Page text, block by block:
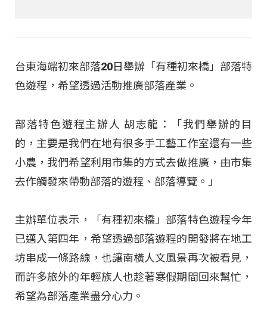
台東海端初來部落20日舉辦「有種初來橋」部落特
色遊程，希望透過活動推廣部落產業。
部落特色遊程主辦人 胡志龍：「我們舉辦的目
的，主要是我們在地有很多手工藝工作室還有一些
小農，我們希望利用市集的方式去做推廣，由市集
去作觸發來帶動部落的遊程、部落導覽。」
主辦單位表示，「有種初來橋」部落特色遊程今年
已邁入第四年，希望透過部落遊程的開發將在地工
坊串成一條路線，也讓南橫人文風景再次被看見，
而許多旅外的年輕族人也趁著寒假期間回來幫忙，
希望為部落產業盡分心力。